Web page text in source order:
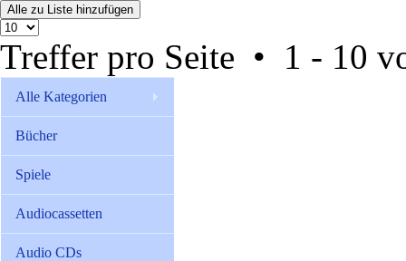
Treffer pro Seite • 1 - 10
Alle Kategorien
Bücher
Spiele
Audiocassetten
Audio CDs